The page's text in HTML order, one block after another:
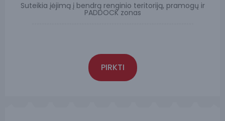
Suteikia įėjimą į bendrą renginio teritoriją, pramogų ir
PADDOCK zonas
PIRKTI